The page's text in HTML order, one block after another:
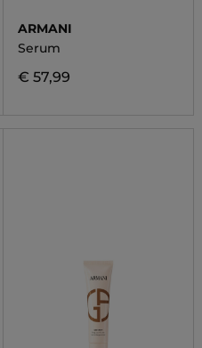
ARMANI
Serum
€ 57,99